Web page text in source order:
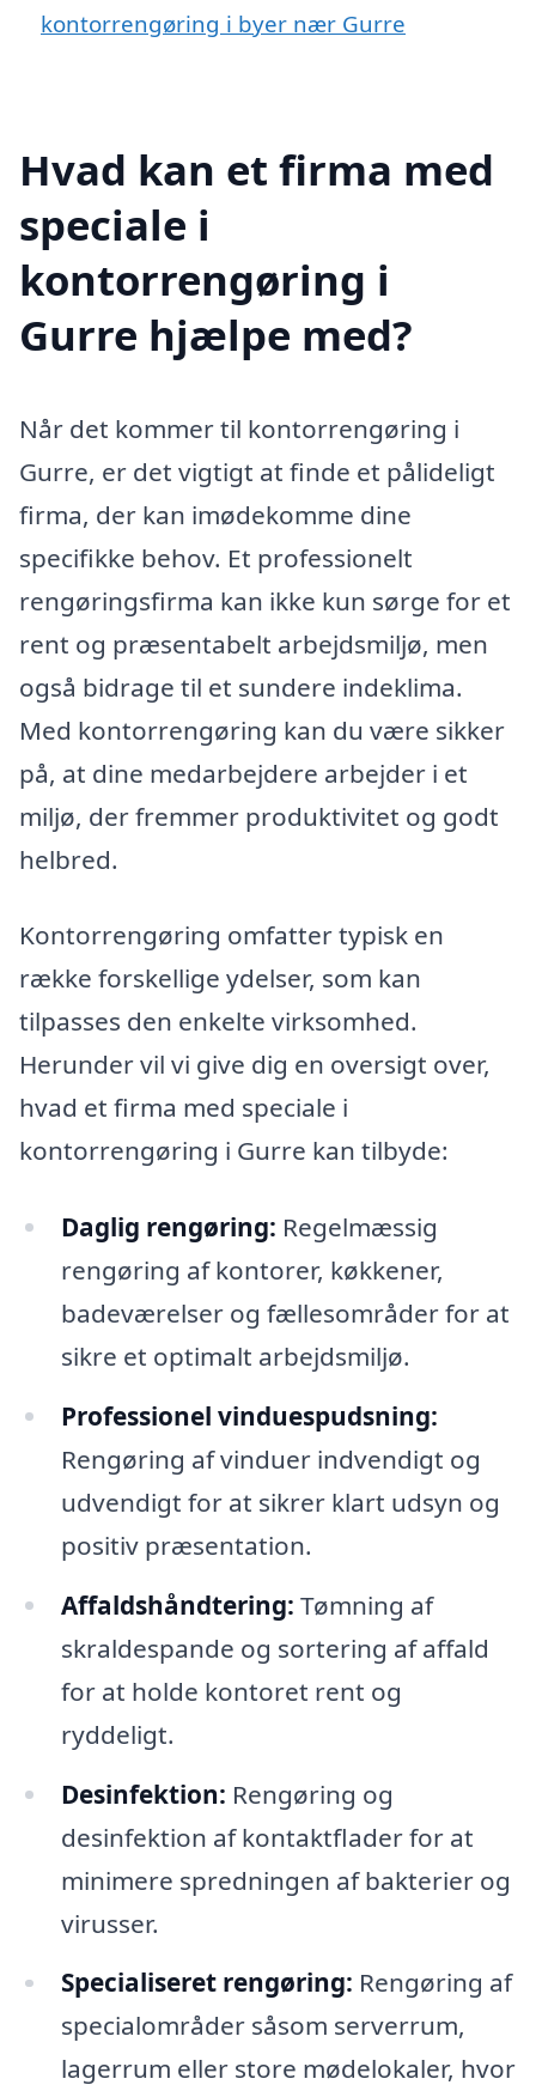
kontorrengøring i byer nær Gurre
Hvad kan et firma med
speciale i
kontorrengøring i
Gurre hjælpe med?
Når det kommer til kontorrengøring i
Gurre, er det vigtigt at finde et pålideligt
firma, der kan imødekomme dine
specifikke behov. Et professionelt
rengøringsfirma kan ikke kun sørge for et
rent og præsentabelt arbejdsmiljø, men
også bidrage til et sundere indeklima.
Med kontorrengøring kan du være sikker
på, at dine medarbejdere arbejder i et
miljø, der fremmer produktivitet og godt
helbred.
Kontorrengøring omfatter typisk en
række forskellige ydelser, som kan
tilpasses den enkelte virksomhed.
Herunder vil vi give dig en oversigt over,
hvad et firma med speciale i
kontorrengøring i Gurre kan tilbyde:
Daglig rengøring: Regelmæssig
rengøring af kontorer, køkkener,
badeværelser og fællesområder for at
sikre et optimalt arbejdsmiljø.
Professionel vinduespudsning:
Rengøring af vinduer indvendigt og
udvendigt for at sikrer klart udsyn og
positiv præsentation.
Affaldshåndtering: Tømning af
skraldespande og sortering af affald
for at holde kontoret rent og
ryddeligt.
Desinfektion: Rengøring og
desinfektion af kontaktflader for at
minimere spredningen af bakterier og
virusser.
Specialiseret rengøring: Rengøring af
specialområder såsom serverrum,
lagerrum eller store mødelokaler, hvor